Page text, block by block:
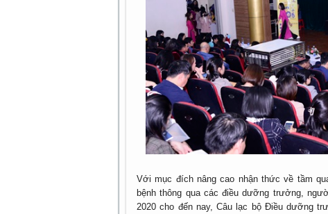
Với mục đích nâng cao nhận thức về tầm
bệnh thông qua các điều dưỡng trưởng,
2020 cho đến nay, Câu lạc bộ Điều dưỡng